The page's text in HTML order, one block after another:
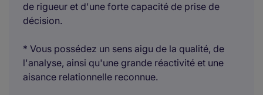
de rigueur et d'une forte capacité de prise de
décision.
* Vous possédez un sens aigu de la qualité, de
l'analyse, ainsi qu'une grande réactivité et une
aisance relationnelle reconnue.